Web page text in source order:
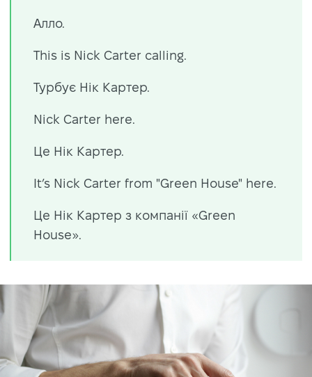
Алло.
This is Nick Carter calling.
Турбує Нік Картер.
Nick Carter here.
Це Нік Картер.
It’s Nick Carter from "Green House" here.
Це Нік Картер з компанії «Green
House».